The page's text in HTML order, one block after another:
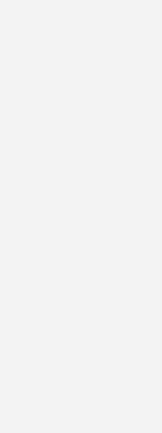
& Söhne GmbH (WSS)
zusammen. Hier
Unternehmen in der